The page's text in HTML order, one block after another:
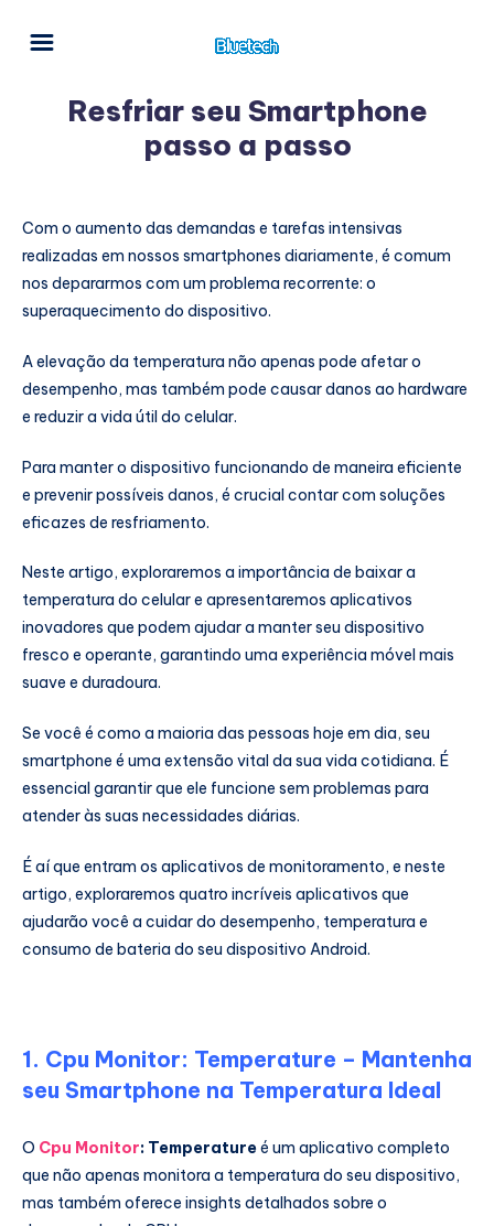
Resfriar seu Smartphone
passo a passo
Com o aumento das demandas e tarefas intensivas
realizadas em nossos smartphones diariamente, é comum
nos depararmos com um problema recorrente: o
superaquecimento do dispositivo.
A elevação da temperatura não apenas pode afetar o
desempenho, mas também pode causar danos ao hardware
e reduzir a vida útil do celular.
Para manter o dispositivo funcionando de maneira eficiente
e prevenir possíveis danos, é crucial contar com soluções
eficazes de resfriamento.
Neste artigo, exploraremos a importância de baixar a
temperatura do celular e apresentaremos aplicativos
inovadores que podem ajudar a manter seu dispositivo
fresco e operante, garantindo uma experiência móvel mais
suave e duradoura.
Se você é como a maioria das pessoas hoje em dia, seu
smartphone é uma extensão vital da sua vida cotidiana. É
essencial garantir que ele funcione sem problemas para
atender às suas necessidades diárias.
É aí que entram os aplicativos de monitoramento, e neste
artigo, exploraremos quatro incríveis aplicativos que
ajudarão você a cuidar do desempenho, temperatura e
consumo de bateria do seu dispositivo Android.
1. Cpu Monitor: Temperature – Mantenha
seu Smartphone na Temperatura Ideal
O Cpu Monitor: Temperatureé um aplicativo completo
que não apenas monitora a temperatura do seu dispositivo,
mas também oferece insights detalhados sobre o